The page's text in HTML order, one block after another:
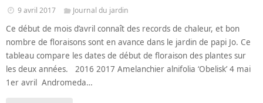
9 avril 2017 Journal du jardin
Ce début de mois d’avril connaît des records de chaleur, et bon
nombre de floraisons sont en avance dans le jardin de papi Jo. Ce
tableau compare les dates de début de floraison des plantes sur
les deux années. 2016 2017 Amelanchier alnifolia ‘Obelisk’ 4 mai
1er avril Andromeda…